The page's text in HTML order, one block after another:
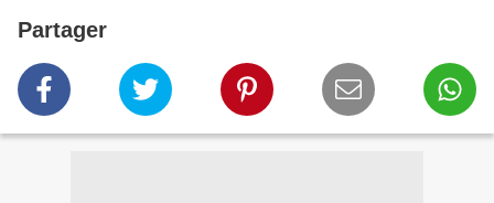
Partager